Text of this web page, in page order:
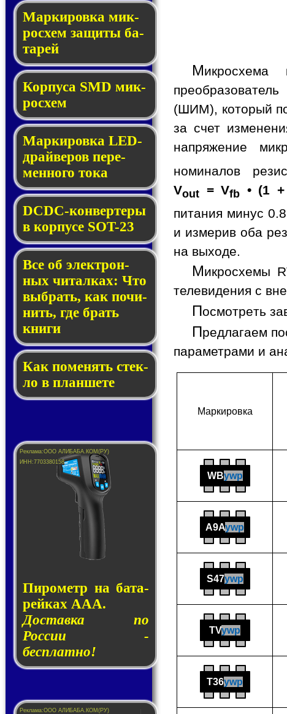
Мар­ки­ров­ка мик­
ро­схем за­щи­ты ба­
та­рей
Корпуса SMD мик­
ро­схем
Маркировка LED-
драй­ве­ров пе­ре­
мен­но­го то­ка
DCDC-кон­вер­те­ры
в кор­пу­се SOT-23
Все об элек­трон­
ных чи­тал­ках: Что
выб­рать, как по­чи­
нить, где брать
кни­ги
Как по­ме­нять стек­
ло в планшете
Пирометр на ба­та­
рей­ках AAA.
Доставка по
России -
бесплатно!
Микросхема
(ШИМ), который
за счет
напряжение
номиналов
Vout = Vfb • (1 +
питания минус
и измерив оба
на выходе.
Микросхемы
телевидения с
Посмотреть
Предлагаем
параметрами и
Мар­ки­ров­ка
WBywp
A9Aywp
S47ywp
TVywp
T36ywp